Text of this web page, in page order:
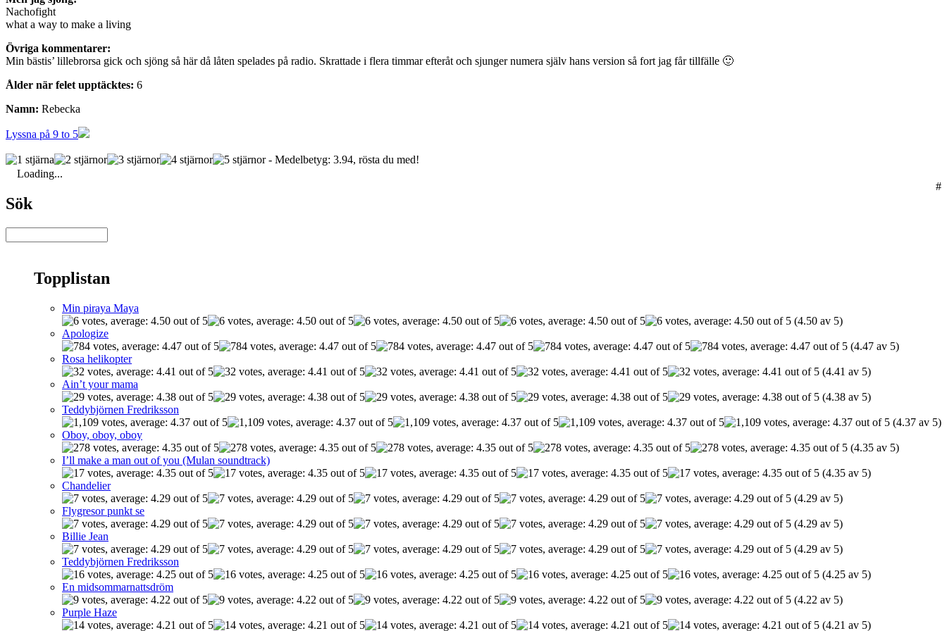
Nachofight
what a way to make a living
Övriga kommentarer:
Min bästis’ lillebrorsa gick och sjöng så här då låten spelades på radio. Skrattade i flera timmar efteråt och sjunger numera själv hans version så fort jag får tillfälle 🙂
Ålder när felet upptäcktes: 6
Namn: Rebecka
Lyssna på 9 to 5
- Medelbetyg: 3.94, rösta du med!
Loading...
#
Sök
Topplistan
Min piraya Maya
(4.50 av 5)
Apologize
(4.47 av 5)
Rosa helikopter
(4.41 av 5)
Ain’t your mama
(4.38 av 5)
Teddybjörnen Fredriksson
(4.37 av 5)
Oboy, oboy, oboy
(4.35 av 5)
I’ll make a man out of you (Mulan soundtrack)
(4.35 av 5)
Chandelier
(4.29 av 5)
Flygresor punkt se
(4.29 av 5)
Billie Jean
(4.29 av 5)
Teddybjörnen Fredriksson
(4.25 av 5)
En midsommarnattsdröm
(4.22 av 5)
Purple Haze
(4.21 av 5)